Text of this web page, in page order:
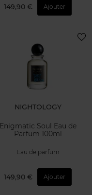
149,90 € Ajouter
NIGHTOLOGY
Enigmatic Soul Eau de
Parfum 100ml
Eau de parfum
149,90 € Ajouter